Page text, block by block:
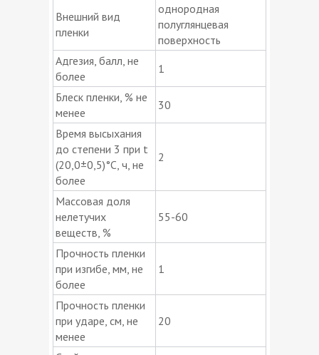
Внешний вид
пленки
однородная
полуглянцевая
поверхность
Адгезия, балл, не
более
1
Блеск пленки, % не
менее
30
Время высыхания
до степени 3 при t
(20,0±0,5)°С, ч, не
более
2
Массовая доля
нелетучих
веществ, %
55-60
Прочность пленки
при изгибе, мм, не
более
1
Прочность пленки
при ударе, см, не
менее
20